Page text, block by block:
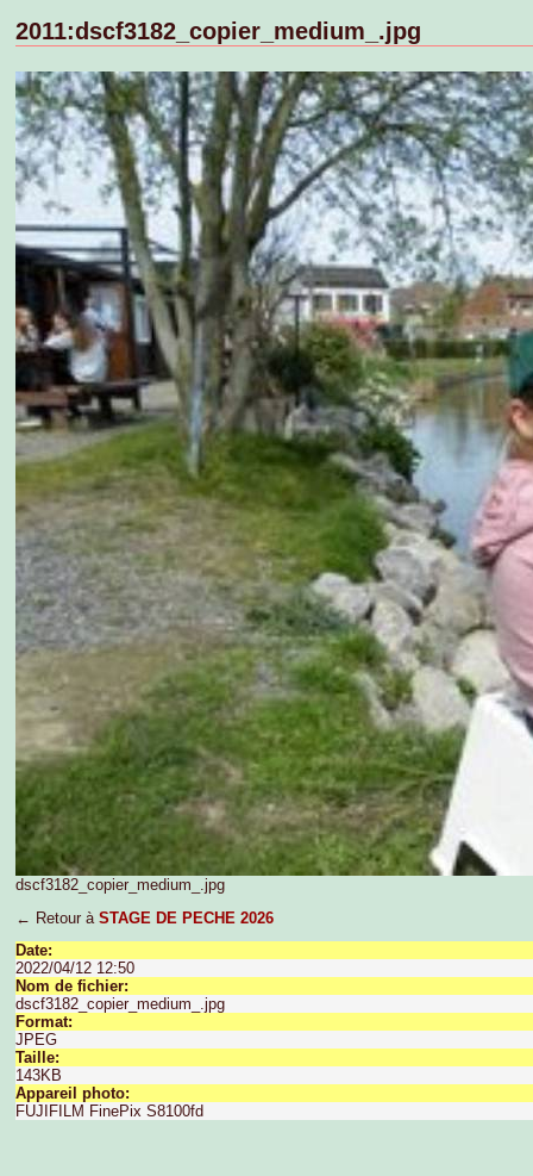
2011:dscf3182_copier_medium_.jpg
dscf3182_copier_medium_.jpg
← Retour à STAGE DE PECHE 2026
Date:
2022/04/12 12:50
Nom de fichier:
dscf3182_copier_medium_.jpg
Format:
JPEG
Taille:
143KB
Appareil photo:
FUJIFILM FinePix S8100fd